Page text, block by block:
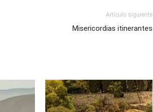
Artículo siguiente
Misericordias itinerantes